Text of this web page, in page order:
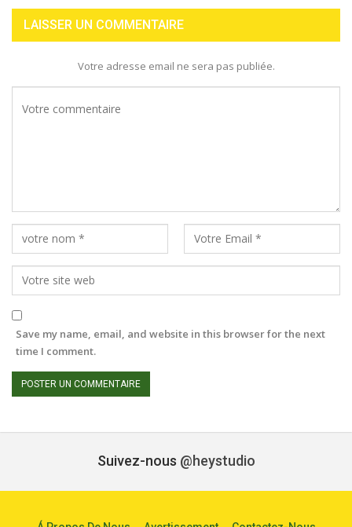
LAISSER UN COMMENTAIRE
Votre adresse email ne sera pas publiée.
Save my name, email, and website in this browser for the next
time I comment.
Suivez-nous @heystudio